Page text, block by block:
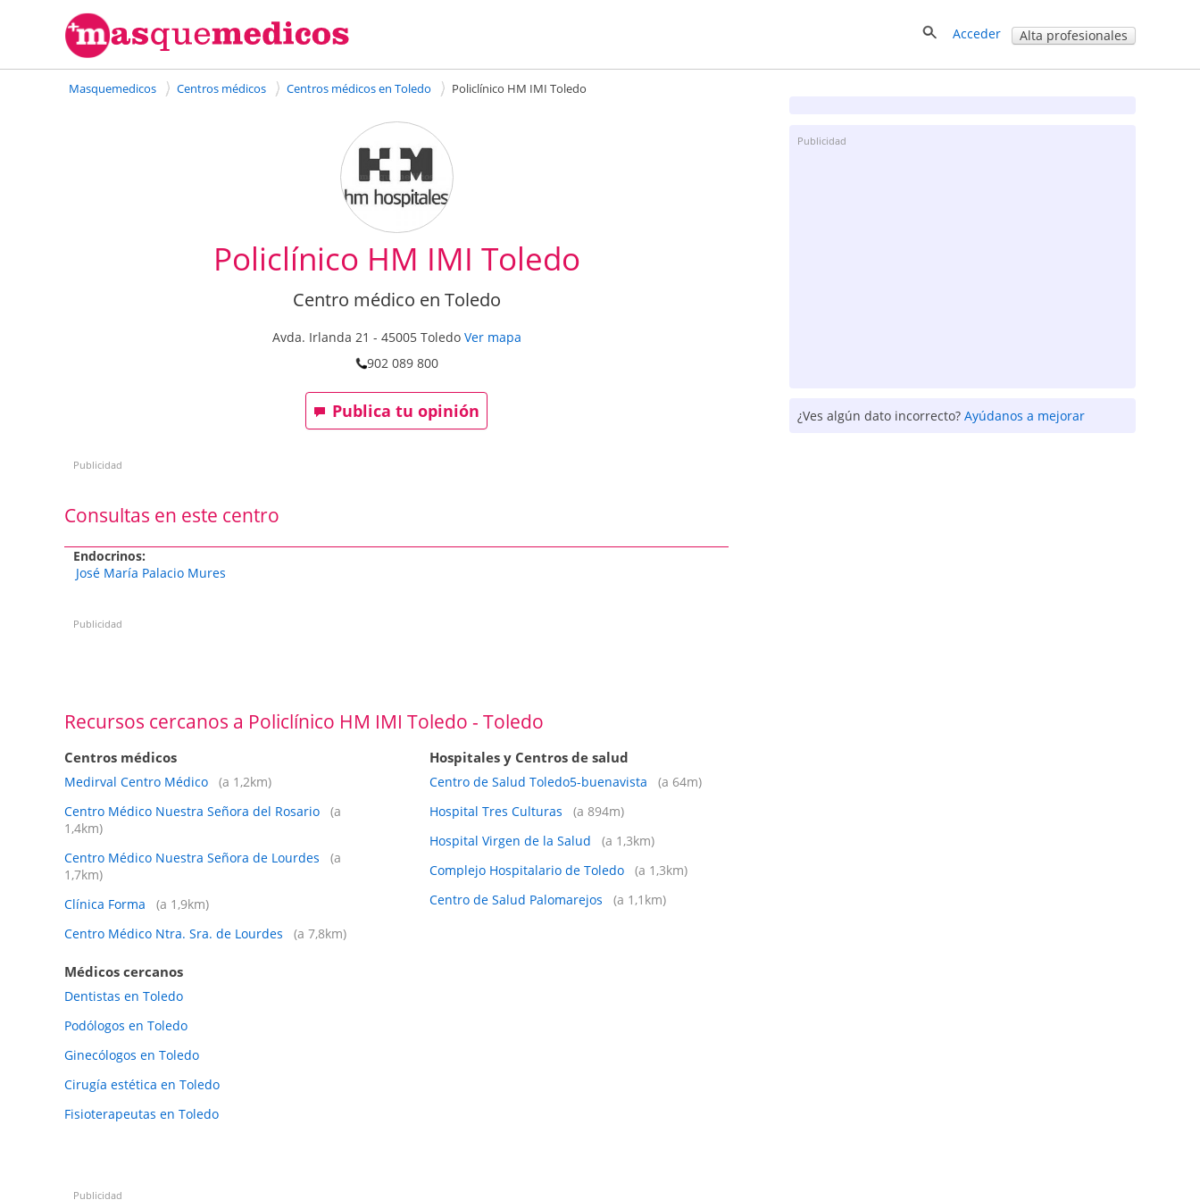
Acceder Alta profesionales
Masquemedicos Centros médicos Centros médicos en Toledo Policlínico HM IMI Toledo
Policlínico HM IMI Toledo
Centro médico en Toledo
Avda. Irlanda 21 - 45005 Toledo Ver mapa
902 089 800
Publica tu opinión
Publicidad
Consultas en este centro
Endocrinos:
José María Palacio Mures
Publicidad
Recursos cercanos a Policlínico HM IMI Toledo - Toledo
Centros médicos
Medirval Centro Médico
(a 1,2km)
Centro Médico Nuestra Señora del Rosario
(a
1,4km)
Centro Médico Nuestra Señora de Lourdes
(a
1,7km)
Clínica Forma
(a 1,9km)
Centro Médico Ntra. Sra. de Lourdes
(a 7,8km)
Hospitales y Centros de salud
Centro de Salud Toledo5-buenavista
(a 64m)
Hospital Tres Culturas
(a 894m)
Hospital Virgen de la Salud
(a 1,3km)
Complejo Hospitalario de Toledo
(a 1,3km)
Centro de Salud Palomarejos
(a 1,1km)
Médicos cercanos
Dentistas en Toledo
Podólogos en Toledo
Ginecólogos en Toledo
Cirugía estética en Toledo
Fisioterapeutas en Toledo
Publicidad
¿Ves algún dato incorrecto?Ayúdanos a mejorar
Publicidad